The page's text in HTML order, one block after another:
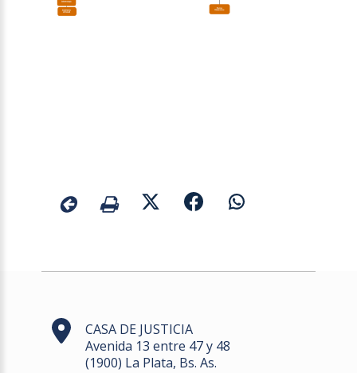
CASA DE JUSTICIA
Avenida 13 entre 47 y 48
(1900) La Plata, Bs. As.